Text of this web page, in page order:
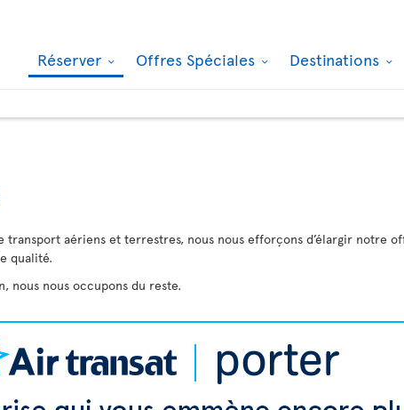
Réserver Offres Spéciales Destinations
transport aériens et terrestres, nous nous efforçons d’élargir notre
qualité.
nous nous occupons du reste.